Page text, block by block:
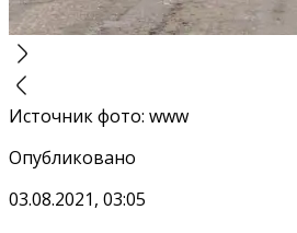
Источник фото: www
Опубликовано
03.08.2021, 03:05